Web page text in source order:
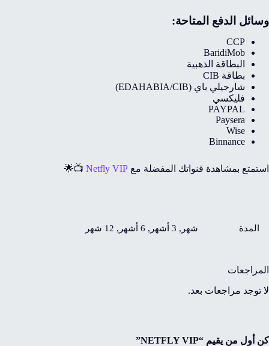
وسائل الدفع المتاحة:
CCP
BaridiMob
البطاقة الذهبية
بطاقة CIB
شارجيلي باي (EDAHABIA/CIB)
فليكسي
PAYPAL
Paysera
Wise
Binnance
استمتع بمشاهدة قنواتك المفضلة مع Netfly VIP
📺🌟
المدة شهر, 3 أشهر, 6 أشهر, 12 شهر
المراجعات
لا توجد مراجعات بعد.
كن أول من يقيم “NETFLY VIP”